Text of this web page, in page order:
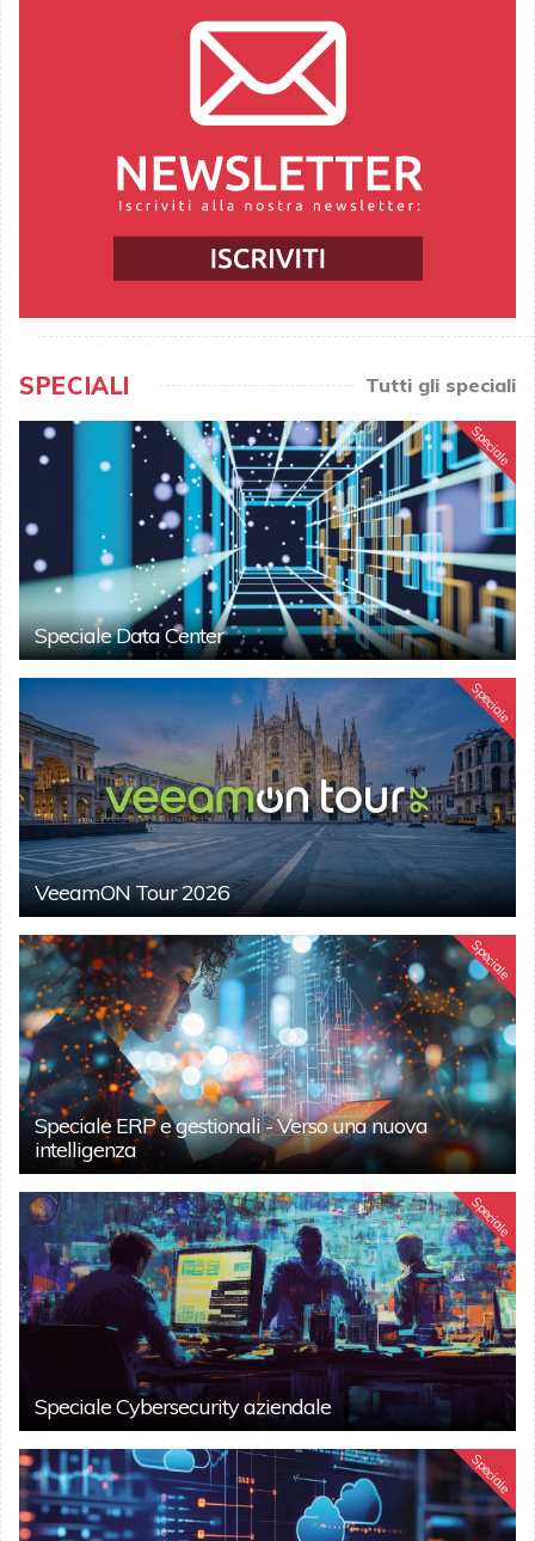
SPECIALI Tutti gli speciali
Speciale
Speciale Data Center
Speciale
VeeamON Tour 2026
Speciale
Speciale ERP e gestionali - Verso una nuova
intelligenza
Speciale
Speciale Cybersecurity aziendale
Speciale